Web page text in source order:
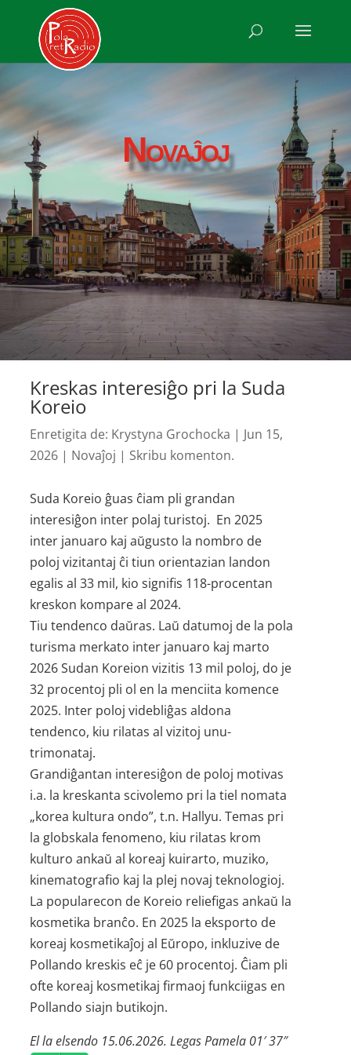
Novaĵoj
Kreskas interesiĝo pri la Suda
Koreio
Enretigita de: Krystyna Grochocka | Jun 15,
2026 | Novaĵoj | Skribu komenton.
Suda Koreio ĝuas ĉiam pli grandan
interesiĝon inter polaj turistoj. En 2025
inter januaro kaj aŭgusto la nombro de
poloj vizitantaj ĉi tiun orientazian landon
egalis al 33 mil, kio signifis 118-procentan
kreskon kompare al 2024.
Tiu tendenco daŭras. Laŭ datumoj de la pola
turisma merkato inter januaro kaj marto
2026 Sudan Koreion vizitis 13 mil poloj, do je
32 procentoj pli ol en la menciita komence
2025. Inter poloj videbliĝas aldona
tendenco, kiu rilatas al vizitoj unu-
trimonataj.
Grandiĝantan interesiĝon de poloj motivas
i.a. la kreskanta scivolemo pri la tiel nomata
„korea kultura ondo”, t.n. Hallyu. Temas pri
la globskala fenomeno, kiu rilatas krom
kulturo ankaŭ al koreaj kuirarto, muziko,
kinematografio kaj la plej novaj teknologioj.
La popularecon de Koreio reliefigas ankaŭ la
kosmetika branĉo. En 2025 la eksporto de
koreaj kosmetikaĵoj al Eŭropo, inkluzive de
Pollando kreskis eĉ je 60 procentoj. Ĉiam pli
ofte koreaj kosmetikaj firmaoj funkciigas en
Pollando siajn butikojn.
El la elsendo 15.06.2026. Legas Pamela 01′ 37″